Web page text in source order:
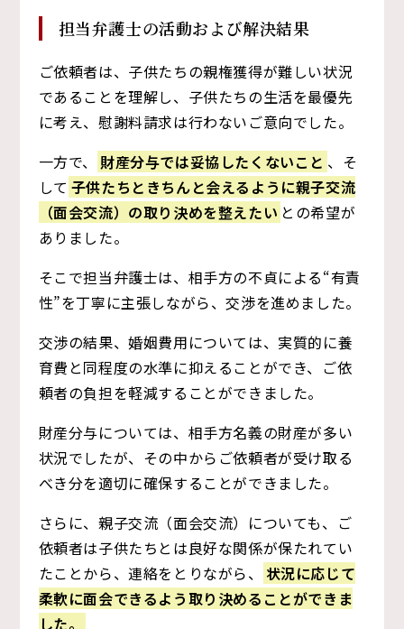
担当弁護士の活動および解決結果
ご依頼者は、子供たちの親権獲得が難しい状況
であることを理解し、子供たちの生活を最優先
に考え、慰謝料請求は行わないご意向でした。
一方で、
財産分与では妥協したくないこと 、そ
して 子供たちときちんと会えるように親子交流
（面会交流）の取り決めを整えたい との希望が
ありました。
そこで担当弁護士は、相手方の不貞による“有責
性”を丁寧に主張しながら、交渉を進めました。
交渉の結果、婚姻費用については、実質的に養
育費と同程度の水準に抑えることができ、ご依
頼者の負担を軽減することができました。
財産分与については、相手方名義の財産が多い
状況でしたが、その中からご依頼者が受け取る
べき分を適切に確保することができました。
さらに、親子交流（面会交流）についても、ご
依頼者は子供たちとは良好な関係が保たれてい
たことから、連絡をとりながら、
状況に応じて
柔軟に面会できるよう取り決めることができま
した。